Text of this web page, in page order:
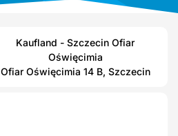
Kaufland - Szczecin Ofiar
Oświęcimia
Ofiar Oświęcimia 14 B, Szczecin